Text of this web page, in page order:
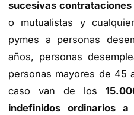
sucesivas
o mutualistas y
pymes a personas
años, personas
personas mayores de 45
caso van de los
indefinidos ordinarios